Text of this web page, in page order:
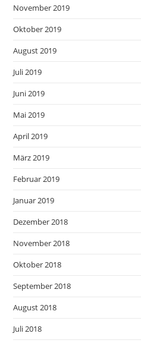
November 2019
Oktober 2019
August 2019
Juli 2019
Juni 2019
Mai 2019
April 2019
März 2019
Februar 2019
Januar 2019
Dezember 2018
November 2018
Oktober 2018
September 2018
August 2018
Juli 2018